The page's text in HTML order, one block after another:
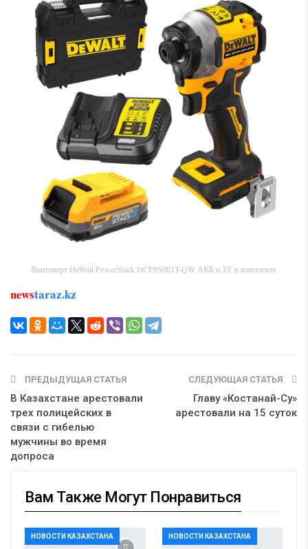
Винтоверт DeWalt PowerStack DCF850E1T-QW АКБ и ЗУ в комплекте
newstaraz.kz
ПРЕДЫДУЩАЯ СТАТЬЯ
В Казахстане арестовали
трех полицейских в
связи с гибелью
мужчины во время
допроса
СЛЕДУЮЩАЯ СТАТЬЯ
Главу «Костанай-Су»
арестовали на 15 суток
Вам Также Могут Понравиться
НОВОСТИ КАЗАХСТАНА НОВОСТИ КАЗАХСТАНА